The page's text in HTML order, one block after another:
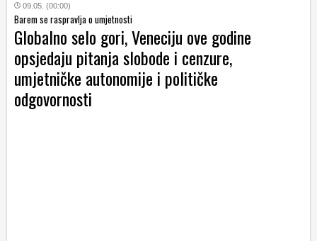
09.05. (00:00)
Barem se raspravlja o umjetnosti
Globalno selo gori, Veneciju ove godine
opsjedaju pitanja slobode i cenzure,
umjetničke autonomije i političke
odgovornosti